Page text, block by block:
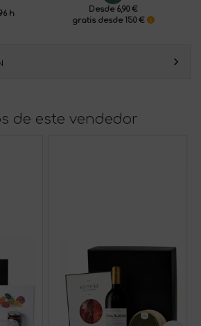
h
Desde 6,90 €
gratis desde 150 €
de este vendedor